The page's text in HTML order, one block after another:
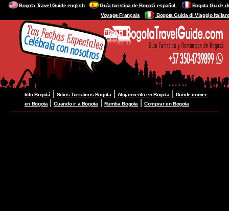
Bogota Travel Guide english Guía turistica de Bogotá español
Bogota Guide
Voyage Français
Bogota Guida di Viaggio
Info Bogotá Sitios Turisticos Bogota Alojamiento en Bogota
Donde comer
en Bogota
|Cuando ir a Bogota Rumba Bogota |Comprar en Bogota